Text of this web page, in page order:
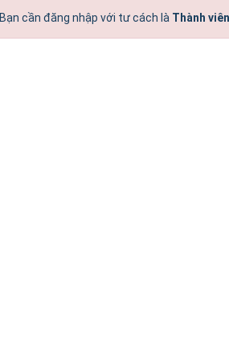
Bạn cần đăng nhập với tư cách là Thành